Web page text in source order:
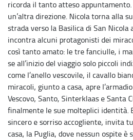
ricorda il tanto atteso
un’altra direzione. Nicola torna alla
strada verso la Basilica di San Nicola
incontra alcuni protagonisti dei
così tanto amato: le tre fanciulle, i
se all’inizio del viaggio solo piccoli
come l’anello vescovile, il cavallo
miracoli, giunto a casa, apre
Vescovo, Santo, Sinterklaas e Santa
finalmente le sue molteplici identità.
sincero e sorriso accogliente, invita
casa, la Puglia, dove nessun ospite è